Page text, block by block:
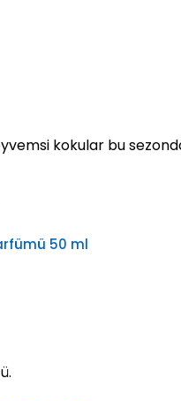
kokular bu
50 ml